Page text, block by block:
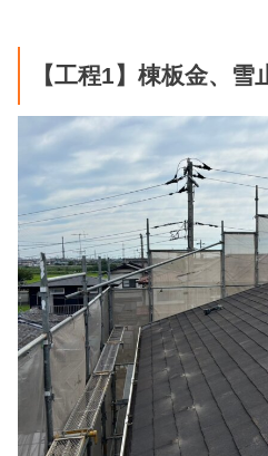
【工程1】棟板金、雪